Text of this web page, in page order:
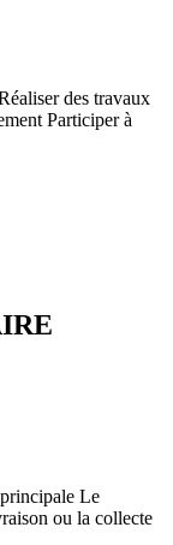
des travaux
Participer à
Le
ou la collecte